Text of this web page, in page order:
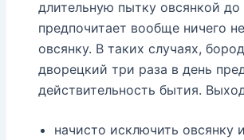
длительную пытку овсянкой
предпочитает вообще ничего
овсянку. В таких случаях,
дворецкий три раза в день
действительность бытия.
начисто исключить овсянку